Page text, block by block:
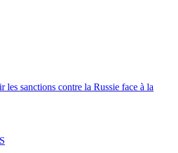
les sanctions contre la Russie face à la